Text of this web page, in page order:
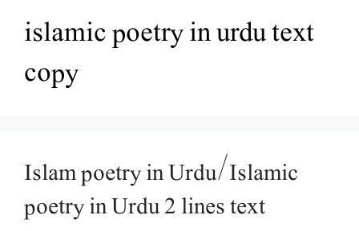
islamic poetry in urdu text
copy
Islam poetry in Urdu/Islamic
poetry in Urdu 2 lines text